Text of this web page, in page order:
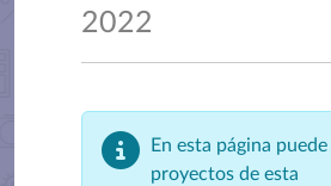
2022
En esta página
proyectos de esta